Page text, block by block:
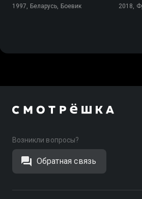
1997, Беларусь, Боевик 2018,
Возникли вопросы?
Обратная связь